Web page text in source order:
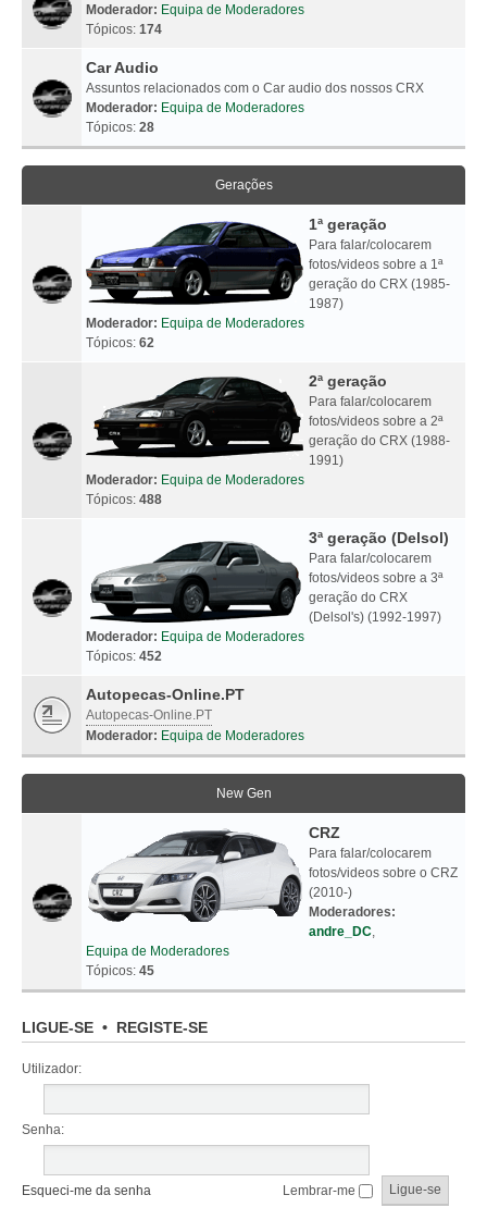
Moderador: Equipa de Moderadores
Tópicos: 174
Car Audio
Assuntos relacionados com o Car audio dos nossos CRX
Moderador: Equipa de Moderadores
Tópicos: 28
Gerações
1ª geração
Para falar/colocarem
fotos/videos sobre a 1ª
geração do CRX (1985-
1987)
Moderador: Equipa de Moderadores
Tópicos: 62
2ª geração
Para falar/colocarem
fotos/videos sobre a 2ª
geração do CRX (1988-
1991)
Moderador: Equipa de Moderadores
Tópicos: 488
3ª geração (Delsol)
Para falar/colocarem
fotos/videos sobre a 3ª
geração do CRX
(Delsol's) (1992-1997)
Moderador: Equipa de Moderadores
Tópicos: 452
Autopecas-Online.PT
Autopecas-Online.PT
Moderador: Equipa de Moderadores
New Gen
CRZ
Para falar/colocarem
fotos/videos sobre o CRZ
(2010-)
Moderadores:
andre_DC,
Equipa de Moderadores
Tópicos: 45
LIGUE-SE • REGISTE-SE
Utilizador:
Senha:
Esqueci-me da senha Lembrar-me